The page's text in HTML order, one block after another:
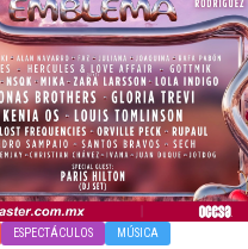
ESPECTÁCULOS MÚSICA